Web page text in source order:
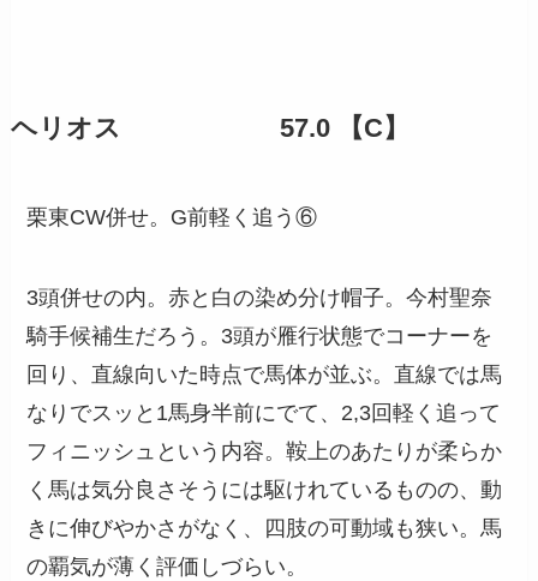
ヘリオス 57.0 【C】
栗東CW併せ。G前軽く追う⑥
3頭併せの内。赤と白の染め分け帽子。今村聖奈
騎手候補生だろう。3頭が雁行状態でコーナーを
回り、直線向いた時点で馬体が並ぶ。直線では馬
なりでスッと1馬身半前にでて、2,3回軽く追って
フィニッシュという内容。鞍上のあたりが柔らか
く馬は気分良さそうには駆けれているものの、動
きに伸びやかさがなく、四肢の可動域も狭い。馬
の覇気が薄く評価しづらい。